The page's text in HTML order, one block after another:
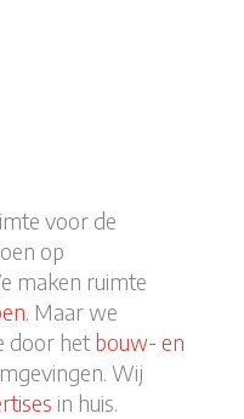
voor de
op
maken ruimte
. Maar we
door het bouw- en
Wij
in huis.